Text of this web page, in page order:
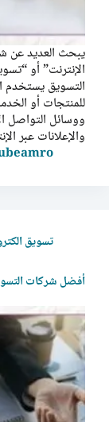
يبحث العديد عن
الإنترنت” أو
التسويق يستخدم
للمنتجات أو
ووسائل التواصل
والإعلانات عبر
تسويق
أفضل شركات